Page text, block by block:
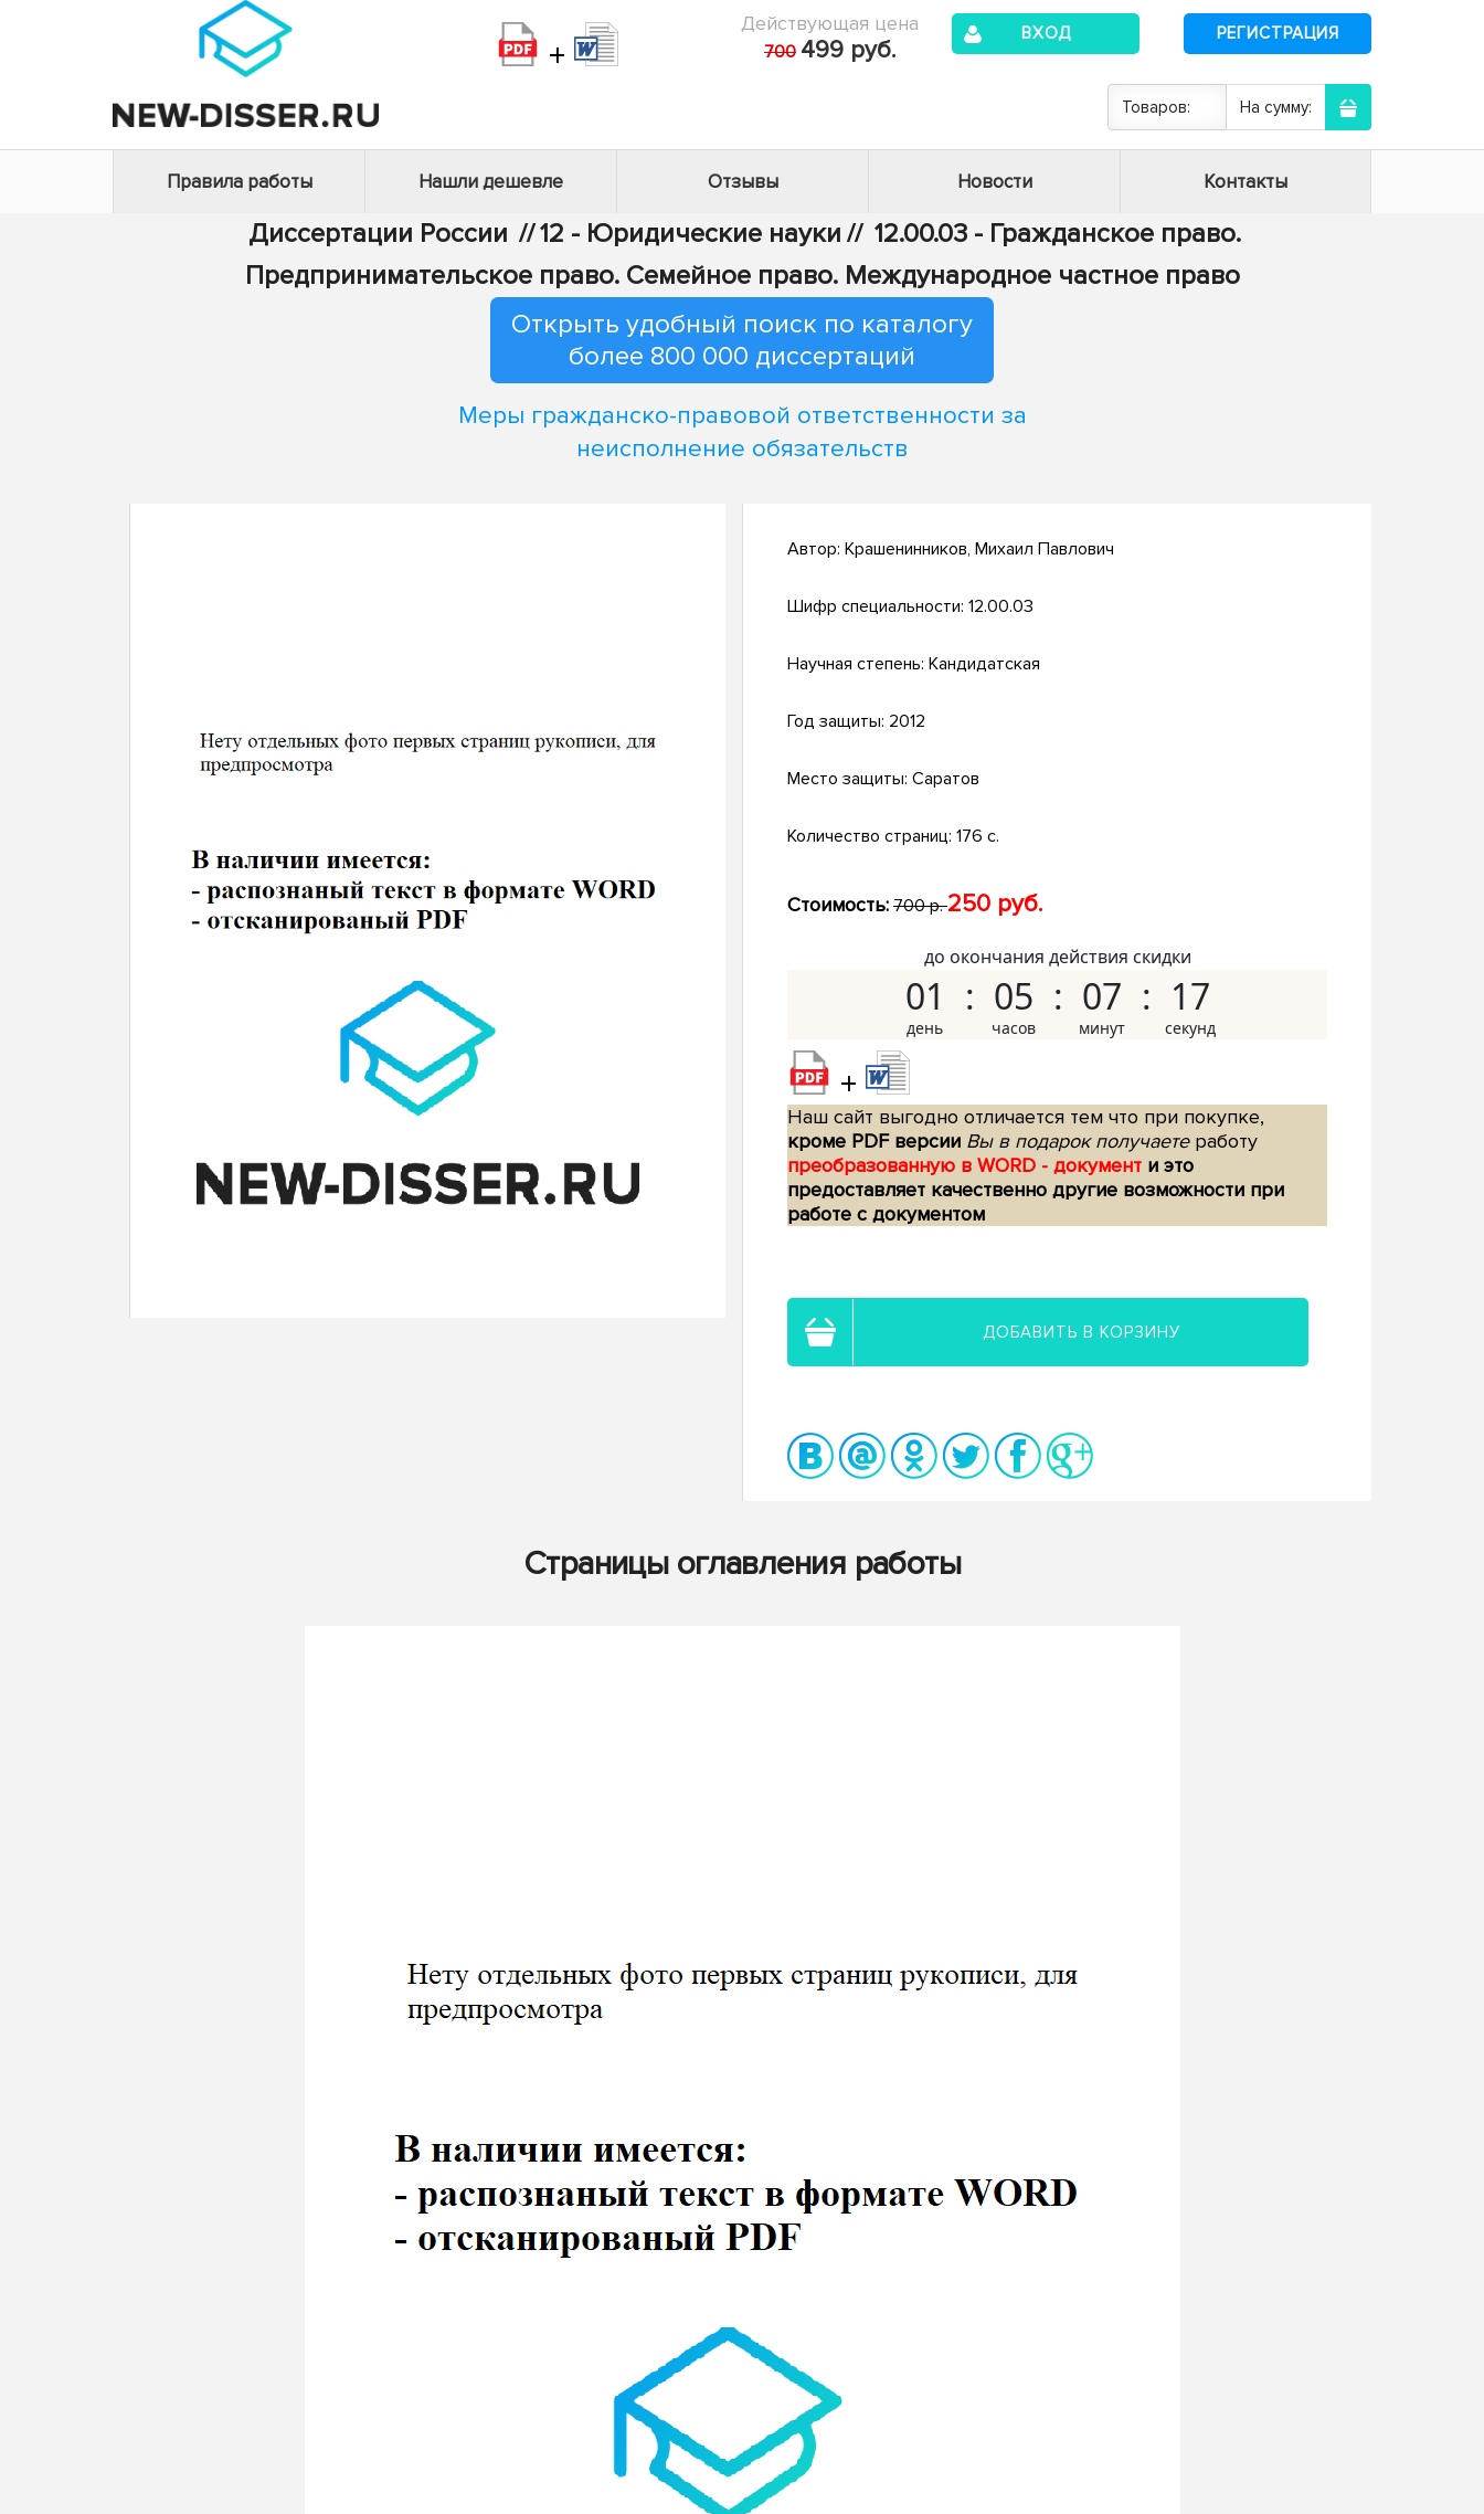
+
Действующая цена
700 499 руб.
ВХОД РЕГИСТРАЦИЯ
Товаров: На сумму:
Правила работы Нашли дешевле Отзывы Новости Контакты
Диссертации России //12 - Юридические науки // 12.00.03 - Гражданское право.
Предпринимательское право. Семейное право. Международное частное право
Открыть удобный поиск по каталогу
более 800 000 диссертаций
Меры гражданско-правовой ответственности за
неисполнение обязательств
Автор: Крашенинников, Михаил Павлович
Шифр специальности: 12.00.03
Научная степень: Кандидатская
Год защиты: 2012
Место защиты: Саратов
Количество страниц: 176 с.
Стоимость: 700 р.250 руб.
до окончания действия скидки
01 05 07 16
+
Наш сайт выгодно отличается тем что при покупке,
кроме PDF версии Вы в подарок получаетеработу
преобразованную в WORD - документ и это
предоставляет качественно другие возможности при
работе с документом
ДОБАВИТЬ В КОРЗИНУ
Страницы оглавления работы